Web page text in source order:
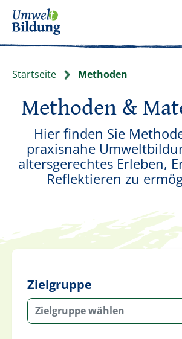
Startseite Methoden
Methoden &
Hier finden Sie
praxisnahe
altersgerechtes Erleben,
Reflektieren zu
Zielgruppe
Zielgruppe wählen